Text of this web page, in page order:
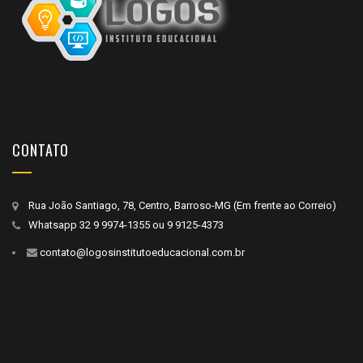
CONTATO
Rua João Santiago, 78, Centro, Barroso-MG (Em frente ao Correio)
Whatsapp 32 9 9974-1355 ou 9 9125-4373
contato@logosinstitutoeducacional.com.br